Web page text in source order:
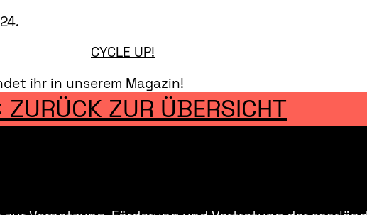
CYCLE UP!
ihr in unserem Magazin!
ZUR ÜBERSICHT